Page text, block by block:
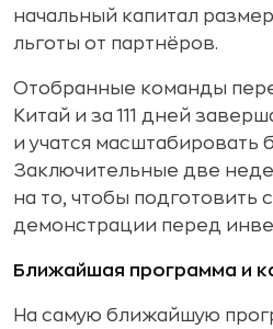
начальный капитал
льготы от партнёров.
Отобранные команды
Китай и за 111 дней
и учатся масштабировать
Заключительные две
на то, чтобы подготовить
демонстрации перед
Ближайшая программа и
На самую ближайшую